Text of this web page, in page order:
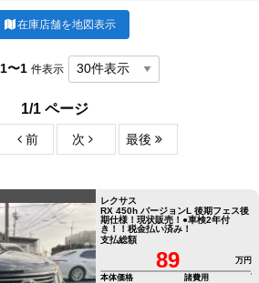
在庫店舗を地図表示
1〜1 件表示
1/1 ページ
前 次 最後
レクサス
RX 450h バージョンL 後期フェス後
期仕様！現状販売！●車検2年付
き！！税金払い済み！
支払総額
89
万円
本体価格
諸費用